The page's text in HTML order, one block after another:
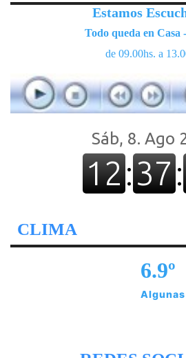
Estamos
Todo queda en Casa
de 09.00hs. a
CLIMA
6.9º